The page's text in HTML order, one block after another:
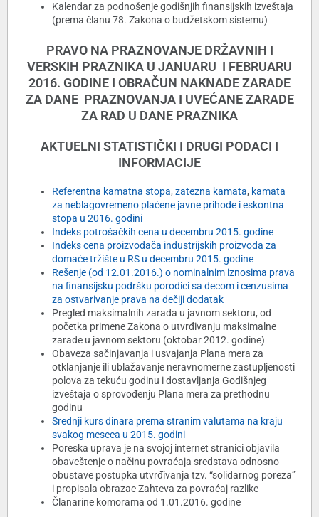
Kalendar za podnošenje godišnjih finansijskih izveštaja
(prema članu 78. Zakona o budžetskom sistemu)
PRAVO NA PRAZNOVANJE DRŽAVNIH I
VERSKIH PRAZNIKA U JANUARU I FEBRUARU
2016. GODINE I OBRAČUN NAKNADE ZARADE
ZA DANE PRAZNOVANJA I UVEĆANE ZARADE
ZA RAD U DANE PRAZNIKA
AKTUELNI STATISTIČKI I DRUGI PODACI I
INFORMACIJE
Referentna kamatna stopa, zatezna kamata, kamata
za neblagovremeno plaćene javne prihode i eskontna
stopa u 2016. godini
Indeks potrošačkih cena u decembru 2015. godine
Indeks cena proizvođača industrijskih proizvoda za
domaće tržište u RS u decembru 2015. godine
Rešenje (od 12.01.2016.) o nominalnim iznosima prava
na finansijsku podršku porodici sa decom i cenzusima
za ostvarivanje prava na dečiji dodatak
Pregled maksimalnih zarada u javnom sektoru, od
početka primene Zakona o utvrđivanju maksimalne
zarade u javnom sektoru (oktobar 2012. godine)
Obaveza sačinjavanja i usvajanja Plana mera za
otklanjanje ili ublažavanje neravnomerne zastupljenosti
polova za tekuću godinu i dostavljanja Godišnjeg
izveštaja o sprovođenju Plana mera za prethodnu
godinu
Srednji kurs dinara prema stranim valutama na kraju
svakog meseca u 2015. godini
Poreska uprava je na svojoj internet stranici objavila
obaveštenje o načinu povraćaja sredstava odnosno
obustave postupka utvrđivanja tzv. “solidarnog poreza”
i propisala obrazac Zahteva za povraćaj razlike
Članarine komorama od 1.01.2016. godine